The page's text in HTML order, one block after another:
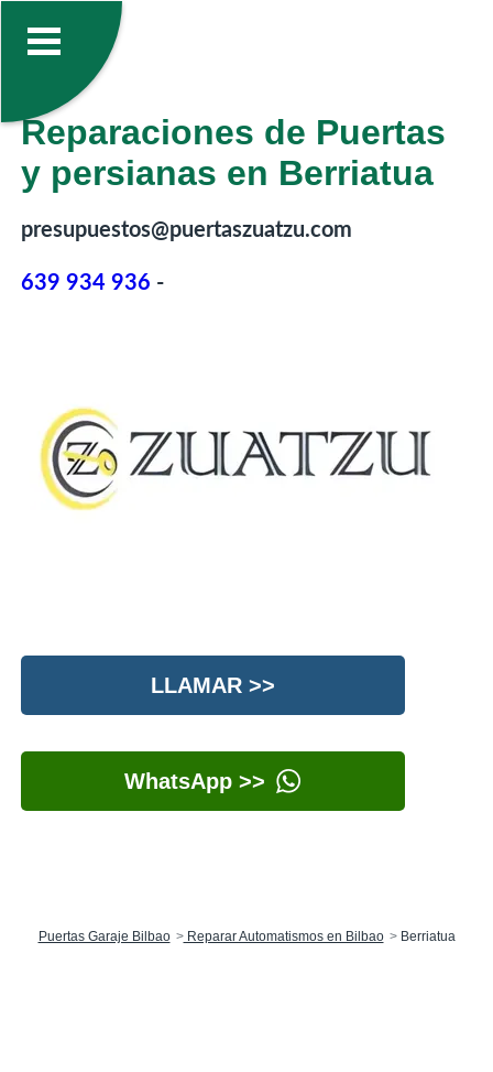
Reparaciones de Puertas
y persianas en Berriatua
presupuestos@puertaszuatzu.com
639 934 936 -
LLAMAR >>
WhatsApp >>
Puertas Garaje Bilbao Reparar Automatismos en Bilbao Berriatua